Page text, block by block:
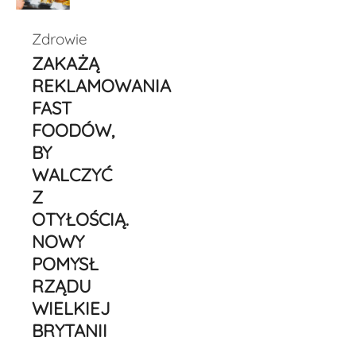
Zdrowie
ZAKAŻĄ
REKLAMOWANIA
FAST
FOODÓW,
BY
WALCZYĆ
Z
OTYŁOŚCIĄ.
NOWY
POMYSŁ
RZĄDU
WIELKIEJ
BRYTANII